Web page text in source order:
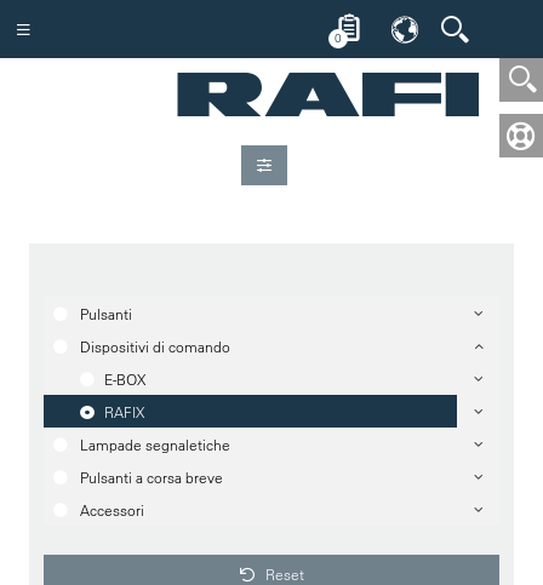
0
Pulsanti
Dispositivi di comando
E-BOX
RAFIX
Lampade segnaletiche
Pulsanti a corsa breve
Accessori
Reset